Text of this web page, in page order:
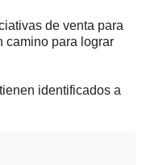
de venta para
camino para lograr
identificados a